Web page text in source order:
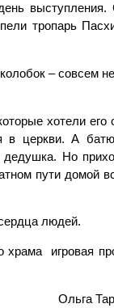
выступления.
тропарь
– совсем
хотели его
в церкви. А
дедушка. Но
пути домой
людей.
храма игровая
Ольга